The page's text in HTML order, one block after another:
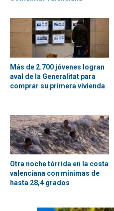
Más de 2.700 jóvenes logran
aval de la Generalitat para
comprar su primera vivienda
Otra noche tórrida en la costa
valenciana con mínimas de
hasta 28,4 grados